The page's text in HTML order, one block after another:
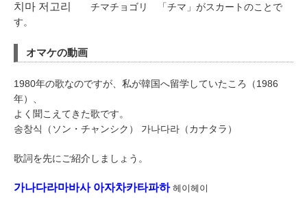
치마 저고리
チマチョゴリ 「チマ」がスカートのことで
す。
オマケの動画
1980年の歌なのですが、私が韓国へ留学していたころ（1986
年）、
よく聞こえてきた歌です。
송창식（ソン・チャンシク） 가나다라（カナタラ）
歌詞を先にご紹介しましょう。
가나다라마바사 아자차카타파하 헤이헤이